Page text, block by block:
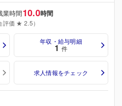
業時間10.0時間
評価 ★ 2.5）
年収・給与明細
1 件
求人情報をチェック